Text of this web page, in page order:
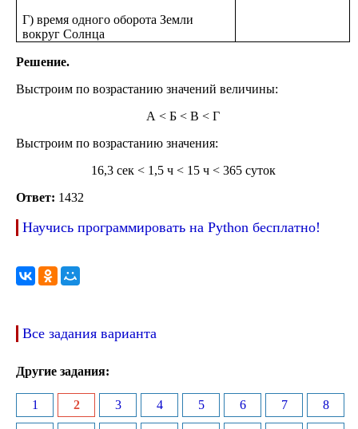
Г) время одного оборота Земли
вокруг Солнца
Решение.
Выстроим по возрастанию значений величины:
А < Б < В < Г
Выстроим по возрастанию значения:
16,3 сек < 1,5 ч < 15 ч < 365 суток
Ответ: 1432
Научись программировать на Python бесплатно!
Все задания варианта
Другие задания:
1 2 3 4 5 6 7 8